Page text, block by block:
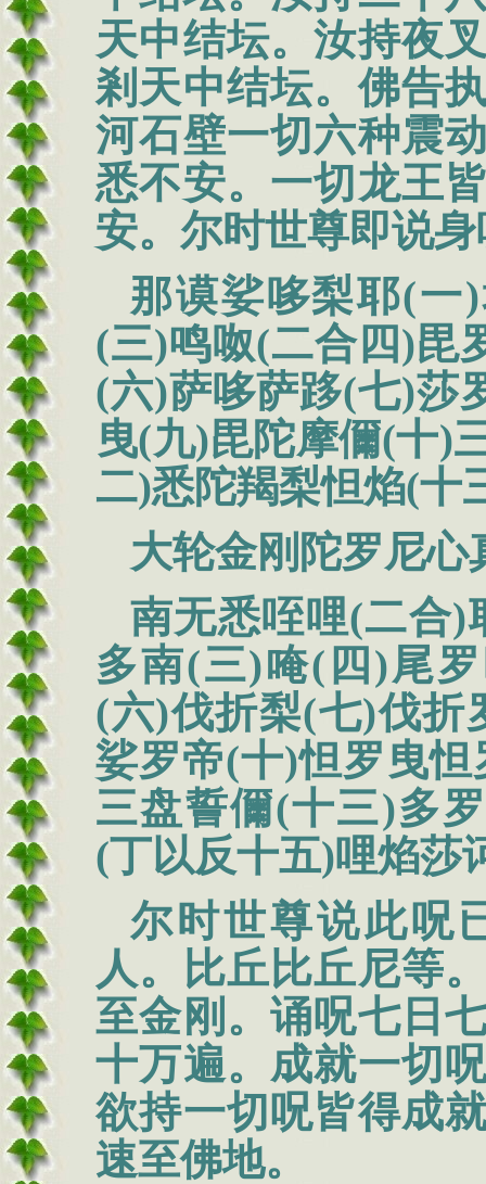
天中结坛。汝持夜
剎天中结坛。佛告
河石壁一切六种震
悉不安。一切龙王
安。尔时世尊即说
那谟娑哆梨耶(一
(三)鸣呶(二合四)毘
(六)萨哆萨跢(七)莎
曳(九)毘陀摩儞(十)
二)悉陀羯梨怛焰(十
大轮金刚陀罗尼心
南无悉咥哩(二合)
多南(三)唵(四)尾
(六)伐折梨(七)伐折
娑罗帝(十)怛罗曳
三盘誓儞(十三)多
(丁以反十五)哩焰莎
尔时世尊说此呪
人。比丘比丘尼等
至金刚。诵呪七日
十万遍。成就一切
欲持一切呪皆得成
速至佛地。